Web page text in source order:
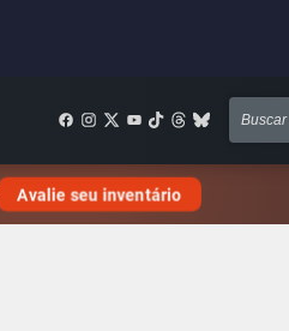
Avalie seu inventário